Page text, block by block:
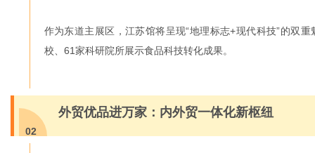
作为东道主展区，江苏馆将呈现“地理标志+现代科技”的双
校、61家科研院所展示食品科技转化成果。
02
外贸优品进万家：内外贸一体化新枢纽